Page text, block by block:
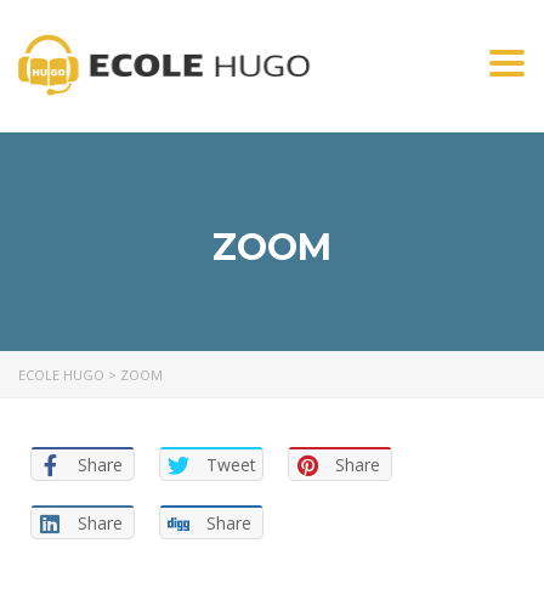
ZOOM
ECOLE HUGO > ZOOM
Share Tweet Share
Share Share